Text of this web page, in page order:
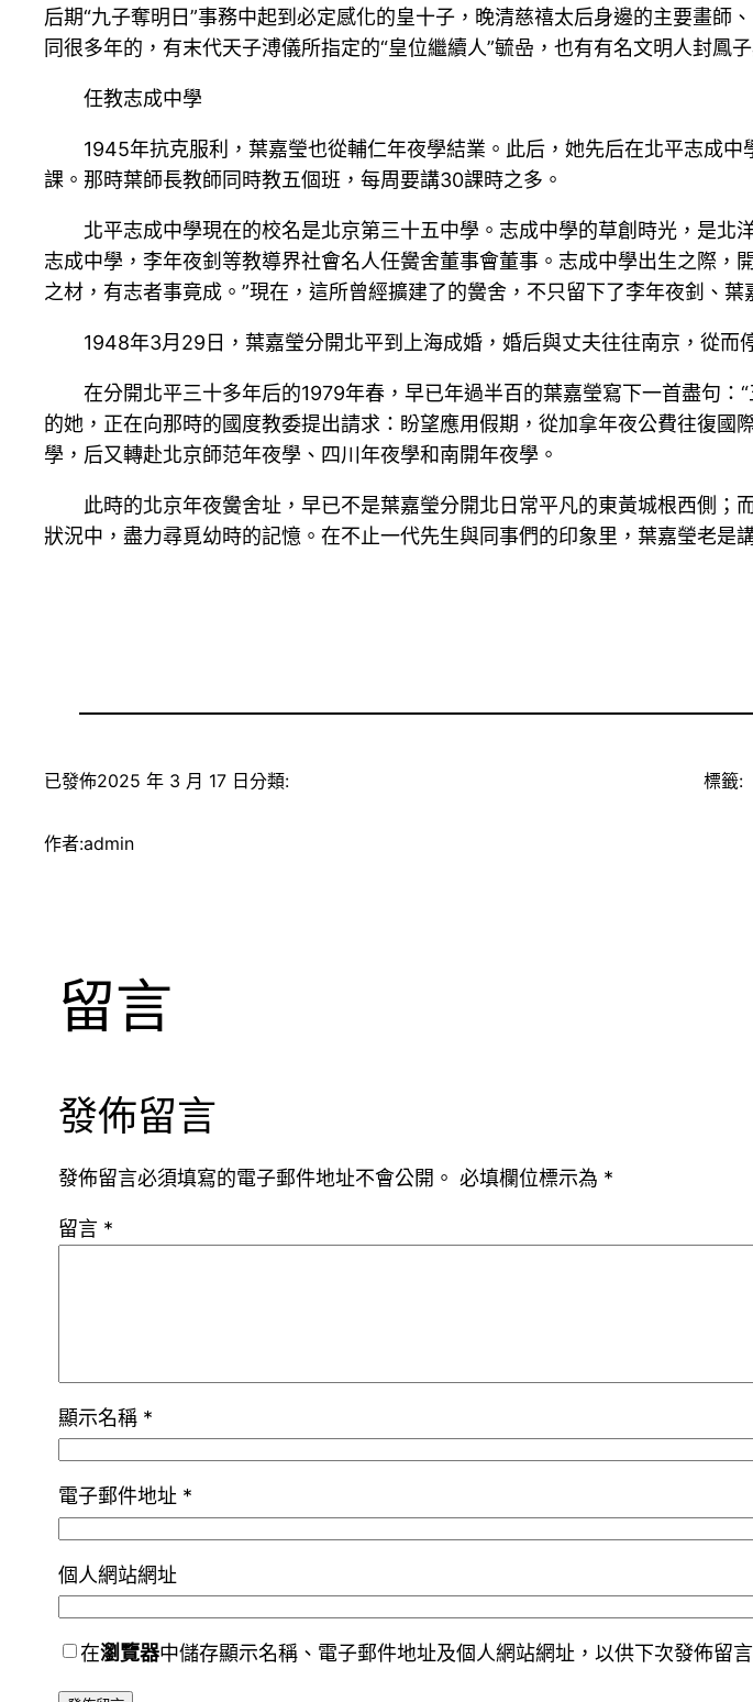
后期“九子奪明日”事務中起到必定感化的皇十子，晚清慈禧太后身邊的主要畫師
同很多年的，有末代天子溥儀所指定的“皇位繼續人”毓喦，也有有名文明人封鳳
任教志成中學
1945年抗克服利，葉嘉瑩也從輔仁年夜學結業。此后，她先后在北平志成
課。那時葉師長教師同時教五個班，每周要講30課時之多。
北平志成中學現在的校名是北京第三十五中學。志成中學的草創時光，是
志成中學，李年夜釗等教導界社會名人任黌舍董事會董事。志成中學出生之際
之材，有志者事竟成。”現在，這所曾經擴建了的黌舍，不只留下了李年夜釗、
1948年3月29日，葉嘉瑩分開北平到上海成婚，婚后與丈夫往往南京，從而
在分開北平三十多年后的1979年春，早已年過半百的葉嘉瑩寫下一首盡句
的她，正在向那時的國度教委提出請求：盼望應用假期，從加拿年夜公費往復國
學，后又轉赴北京師范年夜學、四川年夜學和南開年夜學。
此時的北京年夜黌舍址，早已不是葉嘉瑩分開北日常平凡的東黃城根西側
狀況中，盡力尋覓幼時的記憶。在不止一代先生與同事們的印象里，葉嘉瑩老
已發佈2025 年 3 月 17 日 分類:
作者:admin
標籤:
留言
發佈留言
發佈留言必須填寫的電子郵件地址不會公開。 必填欄位標示為 *
留言 *
顯示名稱 *
電子郵件地址 *
個人網站網址
在瀏覽器中儲存顯示名稱、電子郵件地址及個人網站網址，以供下次發佈留言